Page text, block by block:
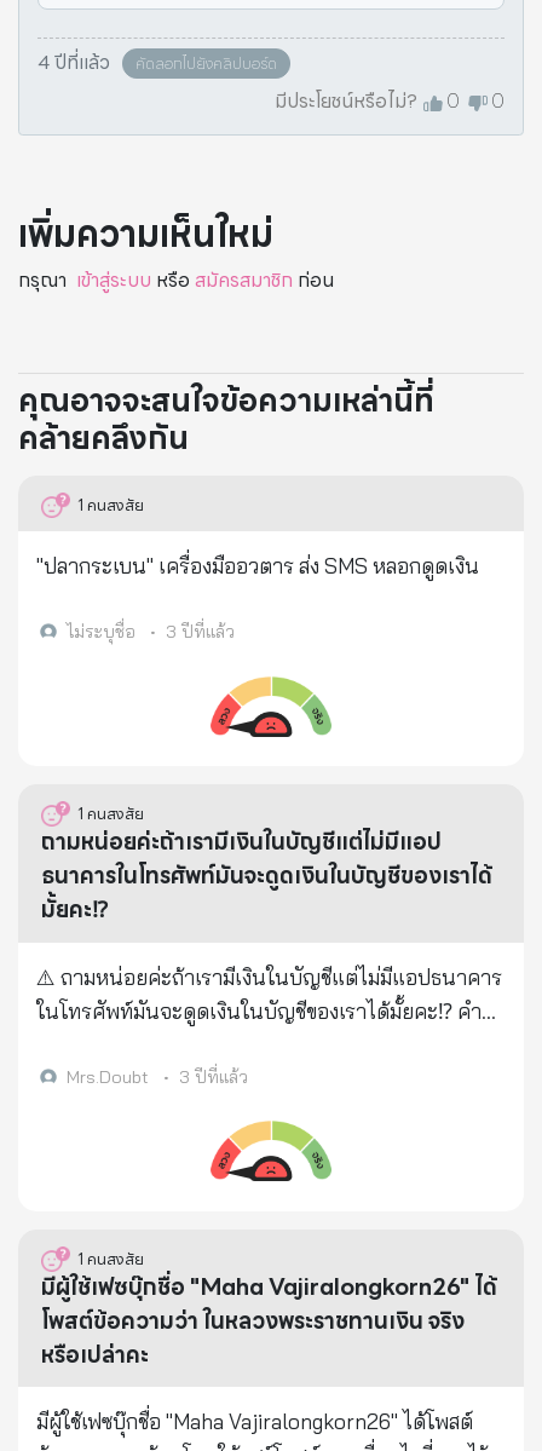
4 ปีที่แล้ว คัดลอกไปยังคลิปบอร์ด
มีประโยชน์หรือไม่? 0 0
เพิ่มความเห็นใหม่
กรุณา เข้าสู่ระบบ หรือ สมัครสมาชิก ก่อน
คุณอาจจะสนใจข้อความเหล่านี้ที่
คล้ายคลึงกัน
1 คนสงสัย
"ปลากระเบน" เครื่องมืออวตาร ส่ง SMS หลอกดูดเงิน
ไม่ระบุชื่อ • 3 ปีที่แล้ว
1 คนสงสัย
ถามหน่อยค่ะถ้าเรามีเงินในบัญชีแต่ไม่มีแอป
ธนาคารในโทรศัพท์มันจะดูดเงินในบัญชีของเราได้
มั้ยคะ⁉️
⚠️ ถามหน่อยค่ะถ้าเรามีเงินในบัญชีแต่ไม่มีแอปธนาคาร
ในโทรศัพท์มันจะดูดเงินในบัญชีของเราได้มั้ยคะ⁉️ คำ
เลขโทรศัพท์มือถือ ให้เขาไป เขาจะไปเปิดบัญชี wallet
ออกไป เข้าบัญชี wallet ‼️ วิธีการคนร้าย 1. คนร้ายจะเข้า
มาทำทีเป็นลูกค้าขอซื้อของออนไลน์ และขอเลขบัตร
บัตรประชาชนของผู้เสียหาย 2. คนร้ายจะนำเอาข้อมูล
ส่วนบุคคลเหล่านั้น ไปเปิดบัญชีกระเป๋าเงิน
อิเล็กทรอนิกส์ (E-Wallet) ขึ้นมาใหม่ และตั้งค่าบัญชี E-
Wallet ให้เชื่อมกับบัญชีธนาคารผู้เสียหาย 3. หลังจาก
ในทำนองว่า "คุณต้องการที่จะให้บัญชีธนาคารของคุณ
Mrs.Doubt • 3 ปีที่แล้ว
1 คนสงสัย
มีผู้ใช้เฟซบุ๊กชื่อ "Maha Vajiralongkorn26" ได้
โพสต์ข้อความว่า ในหลวงพระราชทานเงิน จริง
หรือเปล่าคะ
มีผู้ใช้เฟซบุ๊กชื่อ "Maha Vajiralongkorn26" ได้โพสต์